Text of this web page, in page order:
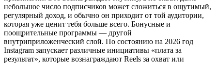
небольшое число подписчиков может сложиться в ощутимый,
регулярный доход, и обычно он приходит от той аудитории,
которая уже ценит тебя больше всего. Бонусные и
поощрительные программы — другой
внутриприложенческий слой. По состоянию на 2026 год
Instagram запускает различные инициативы «плата за
результат», которые вознаграждают Reels за охват или